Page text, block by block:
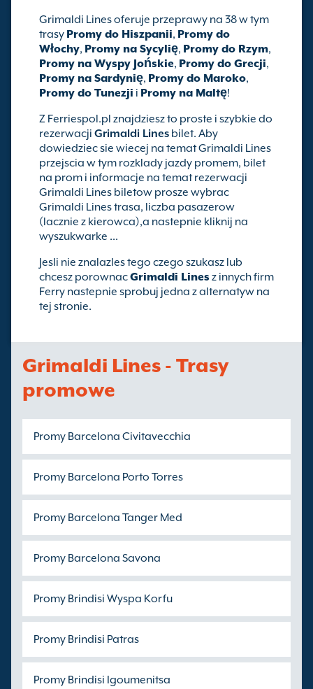
Grimaldi Lines oferuje przeprawy na 38 w tym
trasy Promy do Hiszpanii, Promy do
Włochy, Promy na Sycylię, Promy do Rzym,
Promy na Wyspy Jońskie, Promy do Grecji,
Promy na Sardynię, Promy do Maroko,
Promy do Tunezji i Promy na Maltę!
Z Ferriespol.pl znajdziesz to proste i szybkie do
rezerwacji Grimaldi Lines bilet. Aby
dowiedziec sie wiecej na temat Grimaldi Lines
przejscia w tym rozklady jazdy promem, bilet
na prom i informacje na temat rezerwacji
Grimaldi Lines biletow prosze wybrac
Grimaldi Lines trasa, liczba pasazerow
(lacznie z kierowca),a nastepnie kliknij na
wyszukwarke ...
Jesli nie znalazles tego czego szukasz lub
chcesz porownacGrimaldi Lines z innych firm
Ferry nastepnie sprobuj jedna z alternatyw na
tej stronie.
Grimaldi Lines - Trasy
promowe
Promy Barcelona Civitavecchia
Promy Barcelona Porto Torres
Promy Barcelona Tanger Med
Promy Barcelona Savona
Promy Brindisi Wyspa Korfu
Promy Brindisi Patras
Promy Brindisi Igoumenitsa